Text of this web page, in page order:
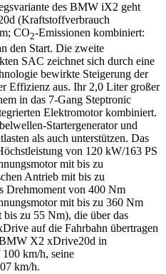
des BMW iX2 geht
(Kraftstoffverbrauch
CO2-Emissionen kombiniert:
den Start. Die zweite
SAC zeichnet sich durch eine
bewirkte Steigerung der
Effizienz aus. Ihr 2,0 Liter großer
in das 7-Gang Steptronic
Elektromotor kombiniert.
Startergenerator und
als auch unterstützen. Das
von 120 kW/163 PS
mit bis zu
Antrieb mit bis zu
Drehmoment von 400 Nm
mit bis zu 360 Nm
zu 55 Nm), die über das
auf die Fahrbahn übertragen
X2 xDrive20d in
100 km/h, seine
km/h.